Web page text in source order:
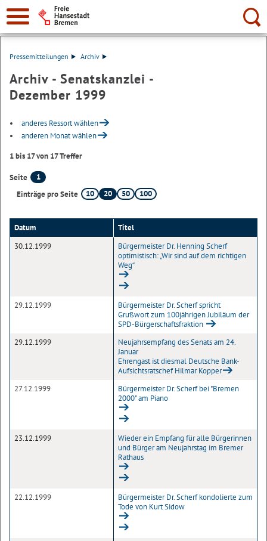
Suche:
Pressemitteilungen Archiv
Archiv - Senatskanzlei -
Dezember 1999
anderes Ressort wählen
anderen Monat wählen
1 bis 17 von 17 Treffer
Seite
1
Einträge pro Seite
10 20 50 100
Datum
Titel
30.12.1999
Bürgermeister Dr. Henning Scherf
optimistisch: „Wir sind auf dem richtigen
Weg“
29.12.1999
Bürgermeister Dr. Scherf spricht
Grußwort zum 100jährigen Jubiläum der
SPD-Bürgerschaftsfraktion
29.12.1999
Neujahrsempfang des Senats am 24.
Januar
Ehrengast ist diesmal Deutsche Bank-
Aufsichtsratschef Hilmar Kopper
27.12.1999
Bürgermeister Dr. Scherf bei "Bremen
2000" am Piano
23.12.1999
Wieder ein Empfang für alle Bürgerinnen
und Bürger am Neujahrstag im Bremer
Rathaus
22.12.1999
Bürgermeister Dr. Scherf kondolierte zum
Tode von Kurt Sidow